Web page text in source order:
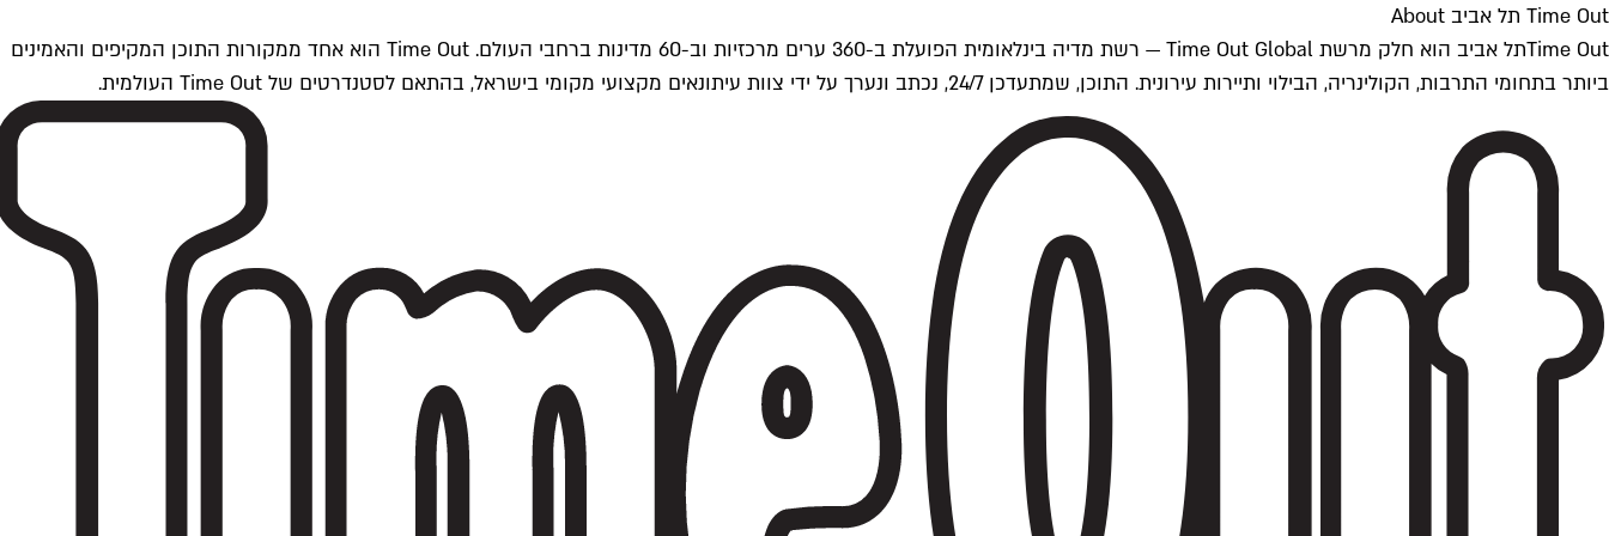
Time Out תל אביב About
Time Outתל אביב הוא חלק מרשת Time Out Global — רשת מדיה בינלאומית הפועלת ב-360 ערים מרכזיות וב-60 מדינות ברחבי העולם. Time Out הוא אחד ממקורות התוכן המקיפים והאמינים
ביותר בתחומי התרבות, הקולינריה, הבילוי ותיירות עירונית. התוכן, שמתעדכן 24/7, נכתב ונערך על ידי צוות עיתונאים מקצועי מקומי בישראל, בהתאם לסטנדרטים של Time Out העולמית.